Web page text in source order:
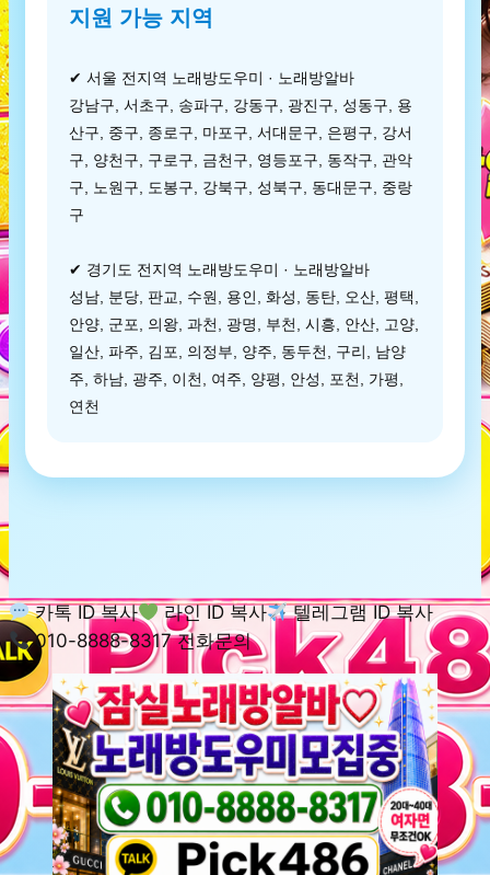
지원 가능 지역
✔ 서울 전지역 노래방도우미 · 노래방알바
강남구, 서초구, 송파구, 강동구, 광진구, 성동구, 용
산구, 중구, 종로구, 마포구, 서대문구, 은평구, 강서
구, 양천구, 구로구, 금천구, 영등포구, 동작구, 관악
구, 노원구, 도봉구, 강북구, 성북구, 동대문구, 중랑
구
✔ 경기도 전지역 노래방도우미 · 노래방알바
성남, 분당, 판교, 수원, 용인, 화성, 동탄, 오산, 평택,
안양, 군포, 의왕, 과천, 광명, 부천, 시흥, 안산, 고양,
일산, 파주, 김포, 의정부, 양주, 동두천, 구리, 남양
주, 하남, 광주, 이천, 여주, 양평, 안성, 포천, 가평,
연천
카톡 ID 복사 라인 ID 복사
텔레그램 ID 복사
010-8888-8317 전화문의